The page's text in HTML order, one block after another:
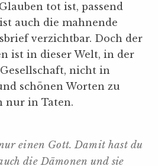
tot ist, passend
auch die mahnende
verzichtbar. Doch der
ist in dieser Welt, in der
nicht in
schönen Worten zu
nur in Taten.
einen Gott. Damit hast du
die Dämonen und sie